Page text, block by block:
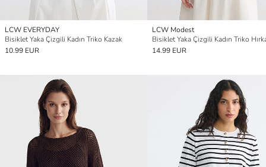
LCW EVERYDAY
Bisiklet Yaka Çizgili Kadın Triko Kazak
10.99 EUR
LCW Modest
Bisiklet Yaka Çizgili Kadın Triko
14.99 EUR